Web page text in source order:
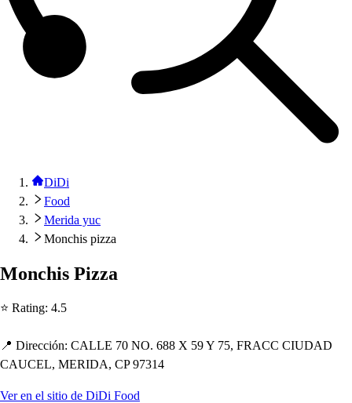
DiDi
Food
Merida yuc
Monchis pizza
Monchis Pizza
⭐ Rating: 4.5
📍 Dirección: CALLE 70 NO. 688 X 59 Y 75, FRACC CIUDAD
CAUCEL, MERIDA, CP 97314
Ver en el sitio de DiDi Food